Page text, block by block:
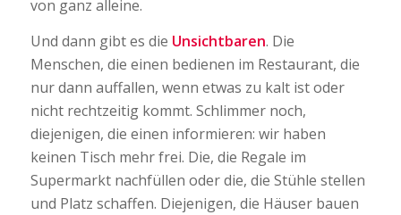
von ganz alleine.
Und dann gibt es die Unsichtbaren. Die
Menschen, die einen bedienen im Restaurant, die
nur dann auffallen, wenn etwas zu kalt ist oder
nicht rechtzeitig kommt. Schlimmer noch,
diejenigen, die einen informieren: wir haben
keinen Tisch mehr frei. Die, die Regale im
Supermarkt nachfüllen oder die, die Stühle stellen
und Platz schaffen. Diejenigen, die Häuser bauen